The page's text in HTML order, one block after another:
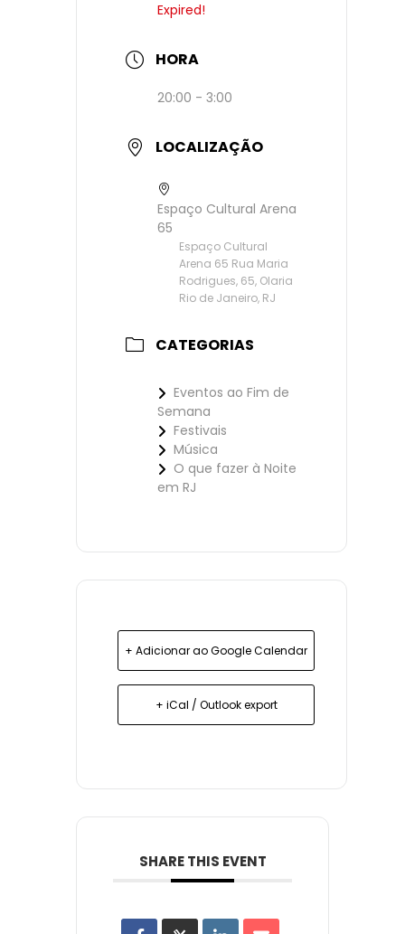
Expired!
HORA
20:00 - 3:00
LOCALIZAÇÃO
Espaço Cultural Arena
65
Espaço Cultural
Arena 65 Rua Maria
Rodrigues, 65, Olaria
Rio de Janeiro, RJ
CATEGORIAS
Eventos ao Fim de
Semana
Festivais
Música
O que fazer à Noite
em RJ
+ Adicionar ao Google Calendar
+ iCal / Outlook export
SHARE THIS EVENT